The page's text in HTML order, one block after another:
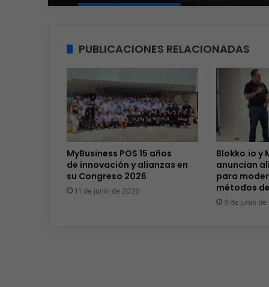
PUBLICACIONES RELACIONADAS
MyBusiness POS 15 años
de innovación y alianzas en
su Congreso 2026
11 de junio de 2026
Blokko.io y
anuncian
para
métodos
9 de junio de